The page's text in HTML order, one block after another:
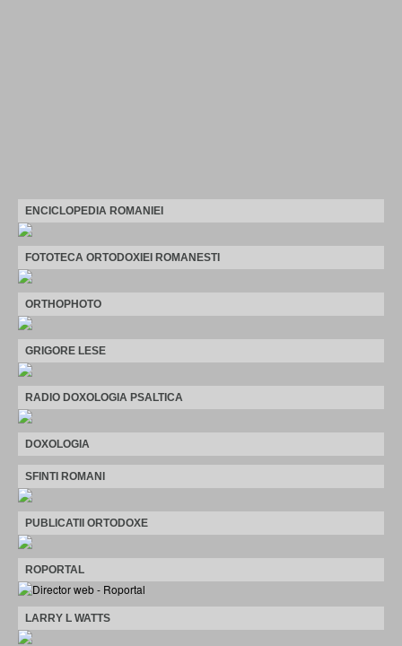
ENCICLOPEDIA ROMANIEI
FOTOTECA ORTODOXIEI ROMANESTI
ORTHOPHOTO
GRIGORE LESE
RADIO DOXOLOGIA PSALTICA
DOXOLOGIA
SFINTI ROMANI
PUBLICATII ORTODOXE
ROPORTAL
LARRY L WATTS